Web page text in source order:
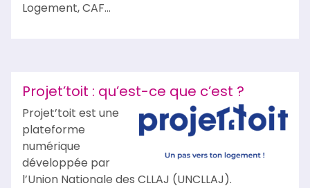
Logement, CAF…
Projet’toit : qu’est-ce que c’est ?
Projet’toit est une
plateforme
numérique
développée par
l’Union Nationale des CLLAJ (UNCLLAJ).